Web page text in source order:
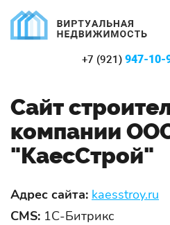
+7 (921) 947-10-
Сайт
компании
"КаесСтрой"
Адрес сайта: kaesstroy.ru
CMS: 1С-Битрикс